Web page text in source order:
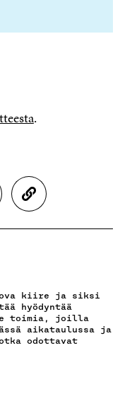
.
K
O
T
I
K
K
kiire ja siksi
hyödyntää
toimia, joilla
aikataulussa ja
odottavat